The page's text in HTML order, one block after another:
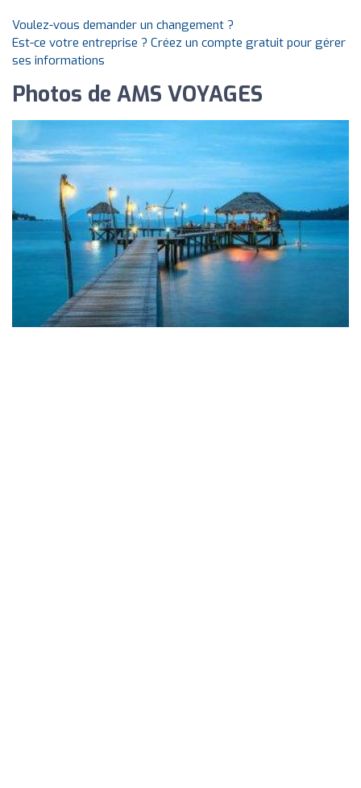
Voulez-vous demander un changement ?
Est-ce votre entreprise ? Créez un compte gratuit pour gérer
ses informations
Photos de AMS VOYAGES